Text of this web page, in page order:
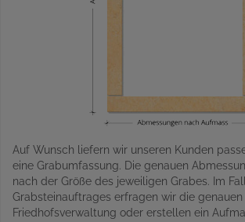
Auf Wunsch liefern wir unseren Kunden
eine Grabumfassung. Die genauen
nach der Größe des jeweiligen Grabes. Im
Grabsteinauftrages erfragen wir die
Friedhofsverwaltung oder erstellen ein